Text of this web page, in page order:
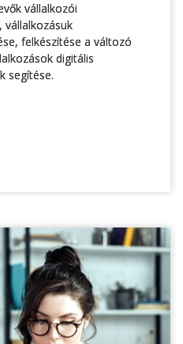
vállalkozói
vállalkozásuk
felkészítése a változó
digitális
segítése.